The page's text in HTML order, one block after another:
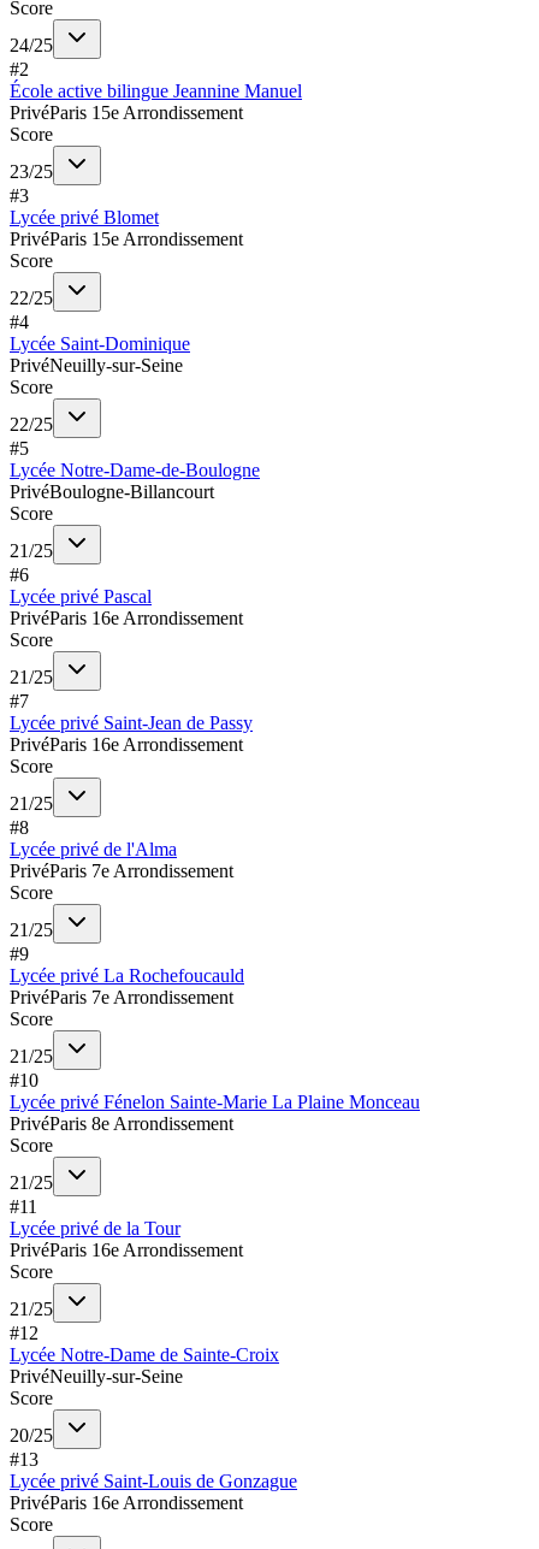
Score
24/25
#2
École active bilingue Jeannine Manuel
PrivéParis 15e Arrondissement
Score
23/25
#3
Lycée privé Blomet
PrivéParis 15e Arrondissement
Score
22/25
#4
Lycée Saint-Dominique
PrivéNeuilly-sur-Seine
Score
22/25
#5
Lycée Notre-Dame-de-Boulogne
PrivéBoulogne-Billancourt
Score
21/25
#6
Lycée privé Pascal
PrivéParis 16e Arrondissement
Score
21/25
#7
Lycée privé Saint-Jean de Passy
PrivéParis 16e Arrondissement
Score
21/25
#8
Lycée privé de l'Alma
PrivéParis 7e Arrondissement
Score
21/25
#9
Lycée privé La Rochefoucauld
PrivéParis 7e Arrondissement
Score
21/25
#10
Lycée privé Fénelon Sainte-Marie La Plaine Monceau
PrivéParis 8e Arrondissement
Score
21/25
#11
Lycée privé de la Tour
PrivéParis 16e Arrondissement
Score
21/25
#12
Lycée Notre-Dame de Sainte-Croix
PrivéNeuilly-sur-Seine
Score
20/25
#13
Lycée privé Saint-Louis de Gonzague
PrivéParis 16e Arrondissement
Score